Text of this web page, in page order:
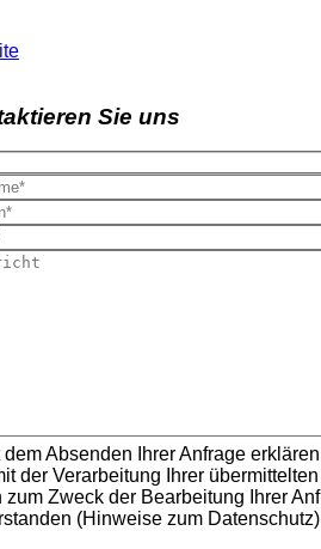
Sie uns
dem Absenden Ihrer Anfrage
der Verarbeitung Ihrer übermittelten
zum Zweck der Bearbeitung Ihrer
(Hinweise zum Datenschutz)